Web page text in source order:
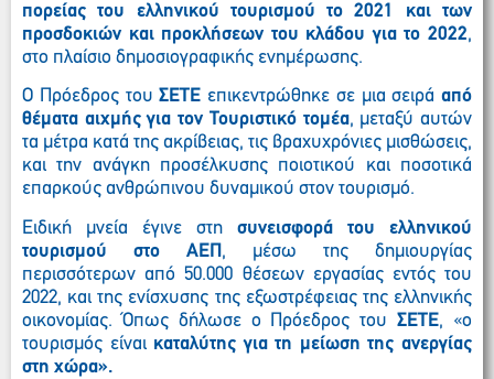
πορείας του ελληνικού τουρισμού το 2021 και των
προσδοκιών και προκλήσεων του κλάδου για το 2022,
στο πλαίσιο δημοσιογραφικής ενημέρωσης.
Ο Πρόεδρος τουΣΕΤΕ επικεντρώθηκε σε μια σειρά από
θέματα αιχμής για τον Τουριστικό τομέα, μεταξύ αυτών
τα μέτρα κατά της ακρίβειας, τις βραχυχρόνιες μισθώσεις,
και την ανάγκη προσέλκυσης ποιοτικού και ποσοτικά
επαρκούς ανθρώπινου δυναμικού στον τουρισμό.
Ειδική μνεία έγινε στη συνεισφορά του ελληνικού
τουρισμού στο ΑΕΠ , μέσω της δημιουργίας
περισσότερων από 50.000 θέσεων εργασίας εντός του
2022, και της ενίσχυσης της εξωστρέφειας της ελληνικής
οικονομίας. Όπως δήλωσε ο Πρόεδρος τουΣΕΤΕ, «ο
τουρισμός είναι καταλύτης για τη μείωση της ανεργίας
στη χώρα».